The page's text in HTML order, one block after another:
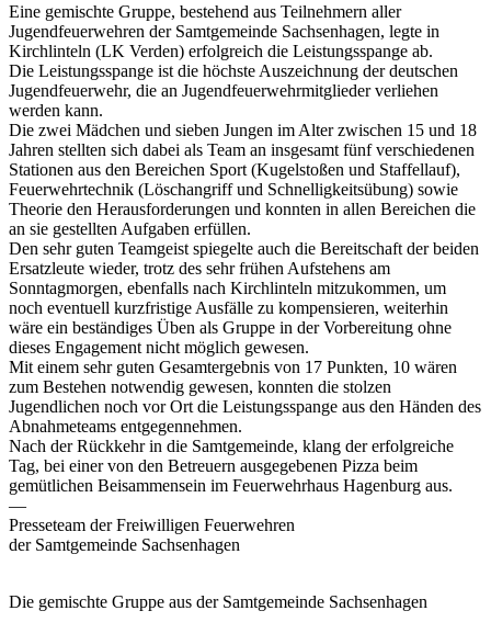
Eine gemischte Gruppe, bestehend aus Teilnehmern aller
Jugendfeuerwehren der Samtgemeinde Sachsenhagen, legte in
Kirchlinteln (LK Verden) erfolgreich die Leistungsspange ab.
Die Leistungsspange ist die höchste Auszeichnung der deutschen
Jugendfeuerwehr, die an Jugendfeuerwehrmitglieder verliehen
werden kann.
Die zwei Mädchen und sieben Jungen im Alter zwischen 15 und 18
Jahren stellten sich dabei als Team an insgesamt fünf verschiedenen
Stationen aus den Bereichen Sport (Kugelstoßen und Staffellauf),
Feuerwehrtechnik (Löschangriff und Schnelligkeitsübung) sowie
Theorie den Herausforderungen und konnten in allen Bereichen die
an sie gestellten Aufgaben erfüllen.
Den sehr guten Teamgeist spiegelte auch die Bereitschaft der beiden
Ersatzleute wieder, trotz des sehr frühen Aufstehens am
Sonntagmorgen, ebenfalls nach Kirchlinteln mitzukommen, um
noch eventuell kurzfristige Ausfälle zu kompensieren, weiterhin
wäre ein beständiges Üben als Gruppe in der Vorbereitung ohne
dieses Engagement nicht möglich gewesen.
Mit einem sehr guten Gesamtergebnis von 17 Punkten, 10 wären
zum Bestehen notwendig gewesen, konnten die stolzen
Jugendlichen noch vor Ort die Leistungsspange aus den Händen des
Abnahmeteams entgegennehmen.
Nach der Rückkehr in die Samtgemeinde, klang der erfolgreiche
Tag, bei einer von den Betreuern ausgegebenen Pizza beim
gemütlichen Beisammensein im Feuerwehrhaus Hagenburg aus.
—
Presseteam der Freiwilligen Feuerwehren
der Samtgemeinde Sachsenhagen
Die gemischte Gruppe aus der Samtgemeinde Sachsenhagen